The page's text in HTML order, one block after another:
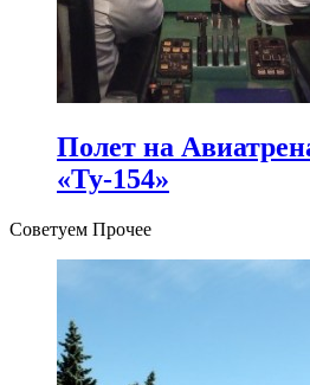
Полет на
«Ту-154»
Советуем Прочее